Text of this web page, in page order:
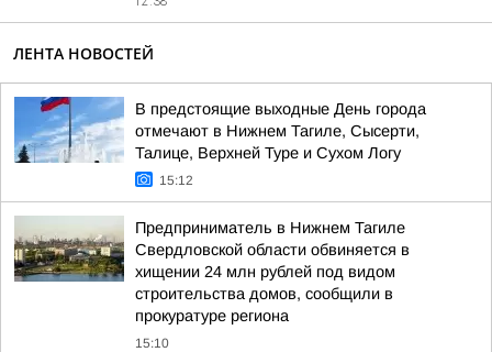
ЛЕНТА НОВОСТЕЙ
В предстоящие выходные День города
отмечают в Нижнем Тагиле, Сысерти,
Талице, Верхней Туре и Сухом Логу
15:12
Предприниматель в Нижнем Тагиле
Свердловской области обвиняется в
хищении 24 млн рублей под видом
строительства домов, сообщили в
прокуратуре региона
15:10